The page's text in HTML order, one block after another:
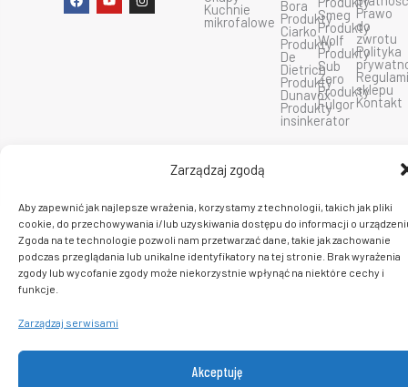
Zarządzaj zgodą
Aby zapewnić jak najlepsze wrażenia, korzystamy z technologii, takich jak pliki
cookie, do przechowywania i/lub uzyskiwania dostępu do informacji o
Zgoda na te technologie pozwoli nam przetwarzać dane, takie jak zachowanie
podczas przeglądania lub unikalne identyfikatory na tej stronie. Brak wyrażenia
zgody lub wycofanie zgody może niekorzystnie wpłynąć na niektóre cechy i
funkcje.
Zarządzaj serwisami
Akceptuję
a
c
o
u
n
s
Kuchnie
mikrofalowe
Bora
Produkty
Ciarko
Produkty
De
Dietrich
Produkty
Dunavox
Produkty
insinkerator
Smeg
Produkty
Wolf
Produkty
Sub
Zero
Produkty
Fulgor
Prawo
do
zwrotu
Polityka
sklepu
Kontakt